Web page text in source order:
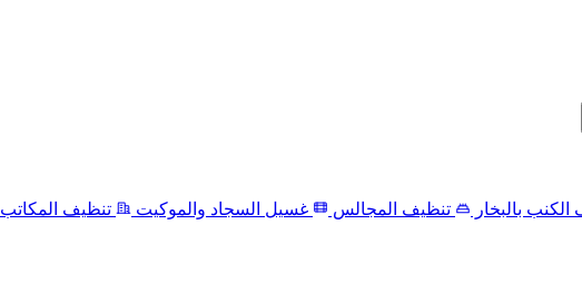
بالبخار تنظيف المجالس غسيل السجاد والموكيت تنظيف المكاتب